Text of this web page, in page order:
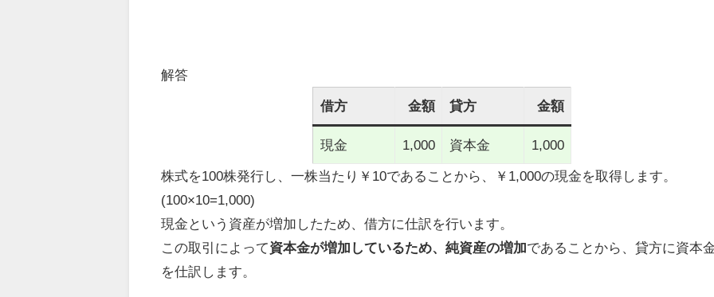
解答
借方 金額 貸方 金額
現金 1,000 資本金 1,000
株式を100株発行し、一株当たり￥10であることから、￥1,000の現金を取得します。
(100×10=1,000)
現金という資産が増加したため、借方に仕訳を行います。
この取引によって資本金が増加しているため、純資産の増加であることから、貸方に資本
を仕訳します。